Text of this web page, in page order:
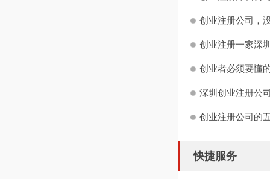
创业注册公司，
创业注册一家深
创业者必须要懂
深圳创业注册公
创业注册公司的
快捷服务